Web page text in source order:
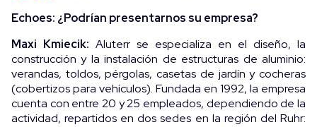
Echoes: ¿Podrían presentarnos su empresa?
Maxi Kmiecik: Aluterr se especializa en el diseño, la
construcción y la instalación de estructuras de aluminio:
verandas, toldos, pérgolas, casetas de jardín y cocheras
(cobertizos para vehículos). Fundada en 1992, la empresa
cuenta con entre 20 y 25 empleados, dependiendo de la
actividad, repartidos en dos sedes en la región del Ruhr: